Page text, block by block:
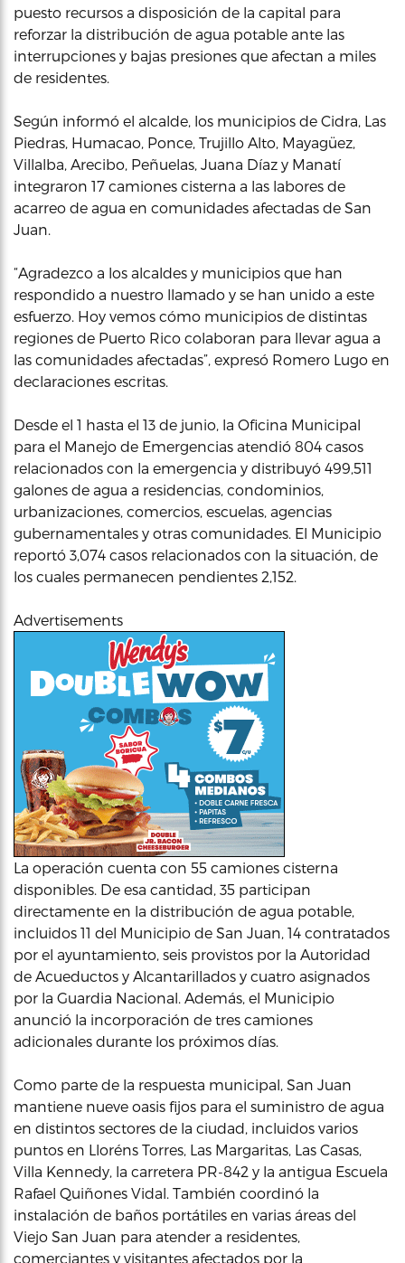
puesto recursos a disposición de la capital para
reforzar la distribución de agua potable ante las
interrupciones y bajas presiones que afectan a miles
de residentes.
Según informó el alcalde, los municipios de Cidra, Las
Piedras, Humacao, Ponce, Trujillo Alto, Mayagüez,
Villalba, Arecibo, Peñuelas, Juana Díaz y Manatí
integraron 17 camiones cisterna a las labores de
acarreo de agua en comunidades afectadas de San
Juan.
“Agradezco a los alcaldes y municipios que han
respondido a nuestro llamado y se han unido a este
esfuerzo. Hoy vemos cómo municipios de distintas
regiones de Puerto Rico colaboran para llevar agua a
las comunidades afectadas”, expresó Romero Lugo en
declaraciones escritas.
Desde el 1 hasta el 13 de junio, la Oficina Municipal
para el Manejo de Emergencias atendió 804 casos
relacionados con la emergencia y distribuyó 499,511
galones de agua a residencias, condominios,
urbanizaciones, comercios, escuelas, agencias
gubernamentales y otras comunidades. El Municipio
reportó 3,074 casos relacionados con la situación, de
los cuales permanecen pendientes 2,152.
Advertisements
La operación cuenta con 55 camiones cisterna
disponibles. De esa cantidad, 35 participan
directamente en la distribución de agua potable,
incluidos 11 del Municipio de San Juan, 14 contratados
por el ayuntamiento, seis provistos por la Autoridad
de Acueductos y Alcantarillados y cuatro asignados
por la Guardia Nacional. Además, el Municipio
anunció la incorporación de tres camiones
adicionales durante los próximos días.
Como parte de la respuesta municipal, San Juan
mantiene nueve oasis fijos para el suministro de agua
en distintos sectores de la ciudad, incluidos varios
puntos en Lloréns Torres, Las Margaritas, Las Casas,
Villa Kennedy, la carretera PR-842 y la antigua Escuela
Rafael Quiñones Vidal. También coordinó la
instalación de baños portátiles en varias áreas del
Viejo San Juan para atender a residentes,
comerciantes y visitantes afectados por la